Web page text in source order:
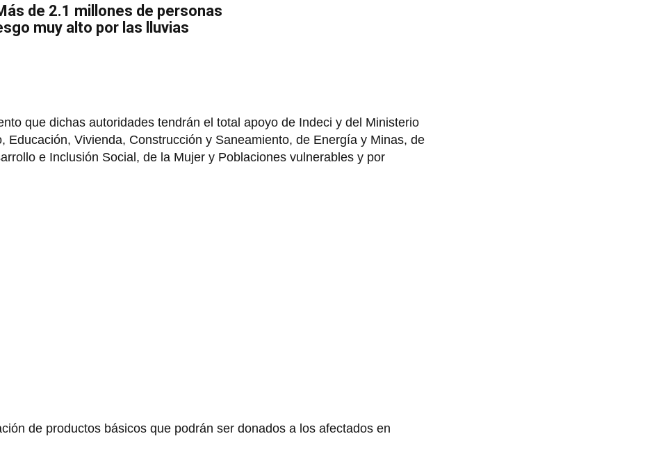
de 2.1 millones de personas
muy alto por las lluvias
que dichas autoridades tendrán el total apoyo de Indeci y del Ministerio
Educación, Vivienda, Construcción y Saneamiento, de Energía y Minas, de
e Inclusión Social, de la Mujer y Poblaciones vulnerables y por
de productos básicos que podrán ser donados a los afectados en